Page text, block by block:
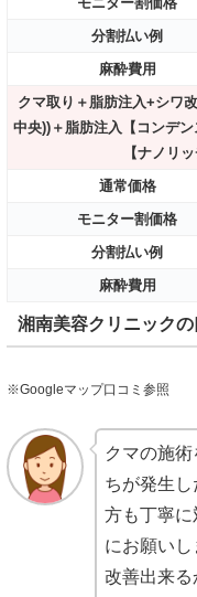
分割払い例
麻酔費用
クマ取り＋脂肪注入+シワ
中央))＋脂肪注入【コンデ
【ナノリ
通常価格
モニター割価格
分割払い例
麻酔費用
湘南美容クリニックの
※Googleマップ口コミ参照
クマの施
ちが発生
方も丁寧
にお願い
改善出来る